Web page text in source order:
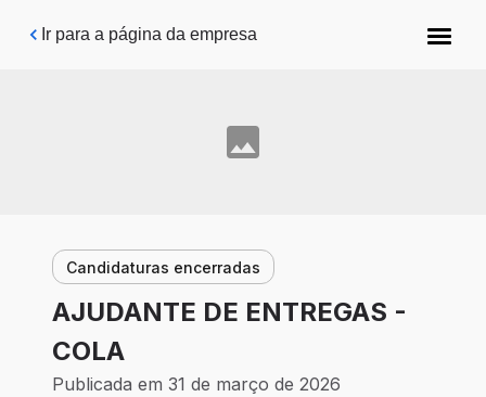
Pular para o conteúdo principal
Ir para a página da empresa
Candidaturas encerradas
AJUDANTE DE ENTREGAS -
COLA
Publicada em 31 de março de 2026